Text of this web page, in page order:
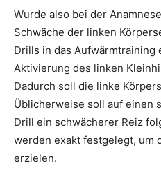
Wurde also bei der
Schwäche der linken
Drills in das Aufwärmtraining
Aktivierung des linken
Dadurch soll die linke
Üblicherweise soll auf einen
Drill ein schwächerer Reiz
werden exakt festgelegt, um
erzielen.